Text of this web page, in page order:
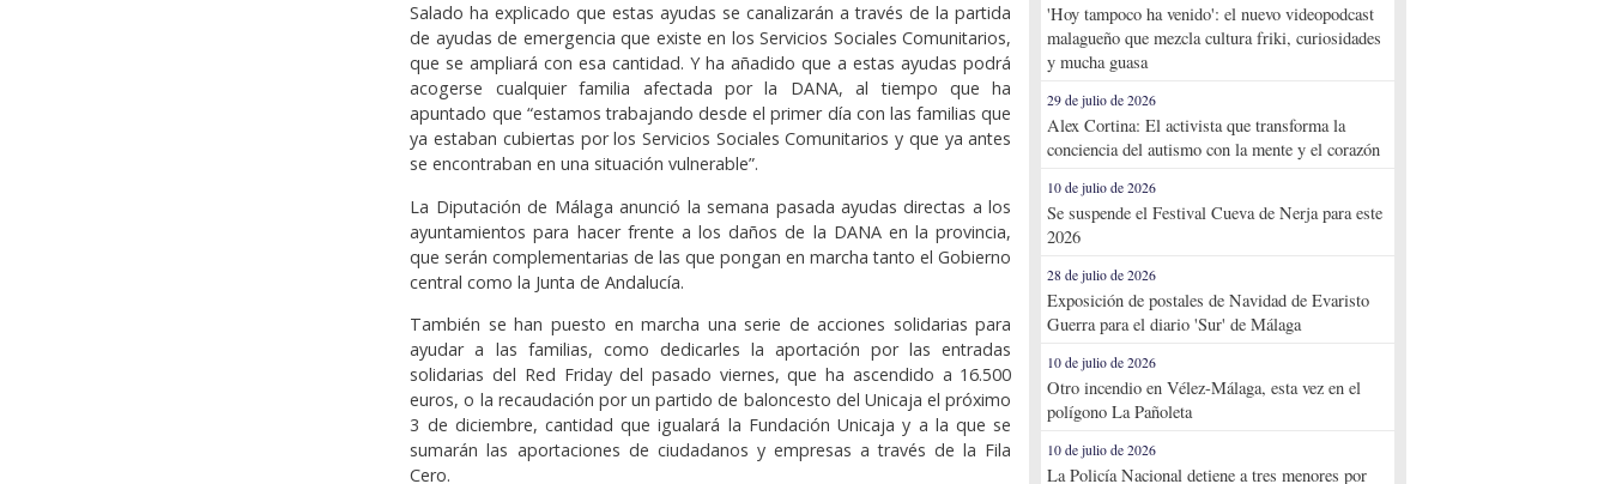
Salado ha explicado que estas ayudas se canalizarán a través de la partida
de ayudas de emergencia que existe en los Servicios Sociales Comunitarios,
que se ampliará con esa cantidad. Y ha añadido que a estas ayudas podrá
acogerse cualquier familia afectada por la DANA, al tiempo que ha
apuntado que “estamos trabajando desde el primer día con las familias que
ya estaban cubiertas por los Servicios Sociales Comunitarios y que ya antes
se encontraban en una situación vulnerable”.
La Diputación de Málaga anunció la semana pasada ayudas directas a los
ayuntamientos para hacer frente a los daños de la DANA en la provincia,
que serán complementarias de las que pongan en marcha tanto el Gobierno
central como la Junta de Andalucía.
También se han puesto en marcha una serie de acciones solidarias para
ayudar a las familias, como dedicarles la aportación por las entradas
solidarias del Red Friday del pasado viernes, que ha ascendido a 16.500
euros, o la recaudación por un partido de baloncesto del Unicaja el próximo
3 de diciembre, cantidad que igualará la Fundación Unicaja y a la que se
sumarán las aportaciones de ciudadanos y empresas a través de la Fila
Cero.
'Hoy tampoco ha venido': el nuevo videopodcast
malagueño que mezcla cultura friki, curiosidades
y mucha guasa
29 de julio de 2026
Alex Cortina: El activista que transforma la
conciencia del autismo con la mente y el corazón
10 de julio de 2026
Se suspende el Festival Cueva de Nerja para este
2026
28 de julio de 2026
Exposición de postales de Navidad de Evaristo
Guerra para el diario 'Sur' de Málaga
10 de julio de 2026
Otro incendio en Vélez-Málaga, esta vez en el
polígono La Pañoleta
10 de julio de 2026
La Policía Nacional detiene a tres menores por